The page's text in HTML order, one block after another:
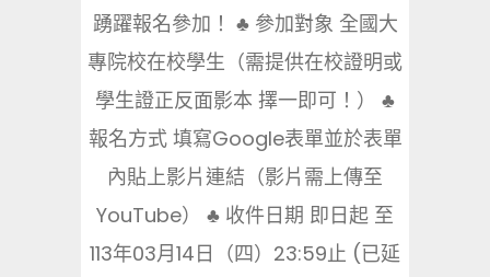
踴躍報名參加！ ♣ 參加對象 全國大
專院校在校學生（需提供在校證明或
學生證正反面影本 擇一即可！） ♣
報名方式 填寫Google表單並於表單
內貼上影片連結（影片需上傳至
YouTube） ♣ 收件日期 即日起 至
113年03月14日（四）23:59止 (已延